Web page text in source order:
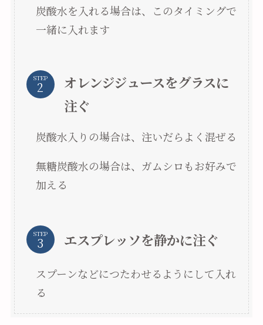
炭酸水を入れる場合は、このタイミングで
一緒に入れます
STEP
オレンジジュースをグラスに
注ぐ
炭酸水入りの場合は、注いだらよく混ぜる
無糖炭酸水の場合は、ガムシロもお好みで
加える
STEP エスプレッソを静かに注ぐ
スプーンなどにつたわせるようにして入れ
る